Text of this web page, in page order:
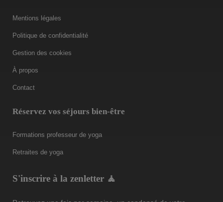
Mentions légales
Politique de confidentialité
Gestion des cookies
À propos
Contact
Réservez vos séjours bien-être
Formations professeur de yoga
Retraites de yoga
S'inscrire à la zenletter 🧘